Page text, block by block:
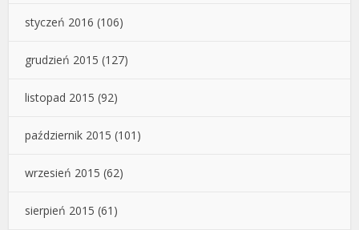
styczeń 2016 (106)
grudzień 2015 (127)
listopad 2015 (92)
październik 2015 (101)
wrzesień 2015 (62)
sierpień 2015 (61)